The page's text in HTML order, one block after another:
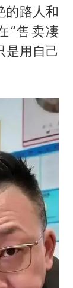
的路人和
“售卖凄
是用自己